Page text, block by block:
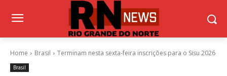
Home Brasil Terminam nesta sexta-feira inscrições para o Sisu 2026
Brasil